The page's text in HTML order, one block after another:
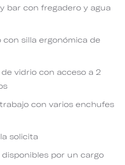
bar con fregadero y agua
silla ergonómica de
vidrio con acceso a 2
con varios enchufes
solicita
por un cargo